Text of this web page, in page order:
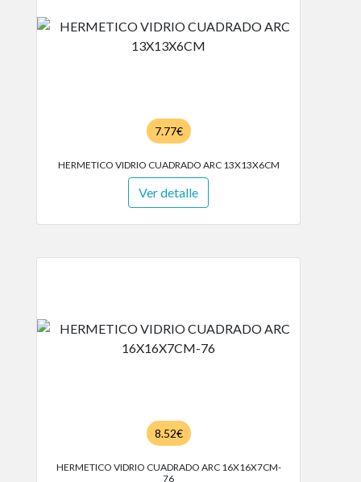
7.77€
HERMETICO VIDRIO CUADRADO ARC 13X13X6CM
Ver detalle
8.52€
HERMETICO VIDRIO CUADRADO ARC 16X16X7CM-
76